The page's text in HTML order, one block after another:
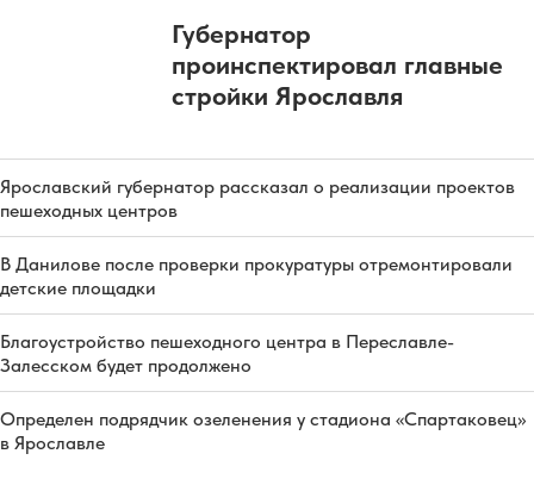
Губернатор
проинспектировал главные
стройки Ярославля
Ярославский губернатор рассказал о реализации проектов
пешеходных центров
В Данилове после проверки прокуратуры отремонтировали
детские площадки
Благоустройство пешеходного центра в Переславле-
Залесском будет продолжено
Определен подрядчик озеленения у стадиона «Спартаковец»
в Ярославле